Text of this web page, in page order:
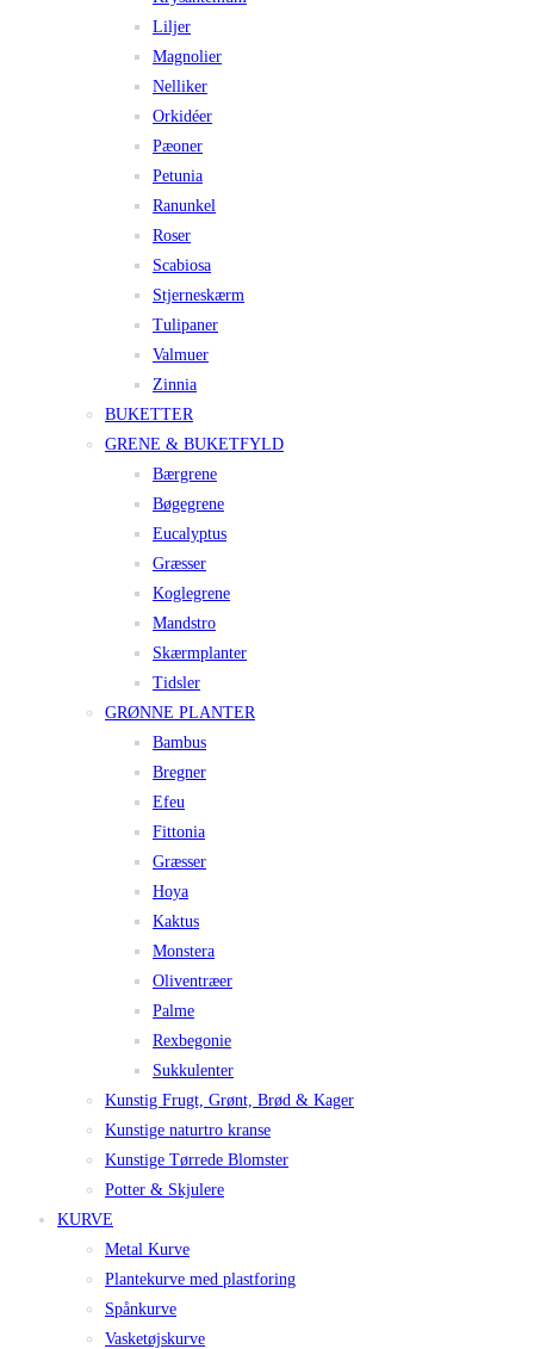
Liljer
Magnolier
Nelliker
Orkidéer
Pæoner
Petunia
Ranunkel
Roser
Scabiosa
Stjerneskærm
Tulipaner
Valmuer
Zinnia
BUKETTER
GRENE & BUKETFYLD
Bærgrene
Bøgegrene
Eucalyptus
Græsser
Koglegrene
Mandstro
Skærmplanter
Tidsler
GRØNNE PLANTER
Bambus
Bregner
Efeu
Fittonia
Græsser
Hoya
Kaktus
Monstera
Oliventræer
Palme
Rexbegonie
Sukkulenter
Kunstig Frugt, Grønt, Brød & Kager
Kunstige naturtro kranse
Kunstige Tørrede Blomster
Potter & Skjulere
KURVE
Metal Kurve
Plantekurve med plastforing
Spånkurve
Vasketøjskurve